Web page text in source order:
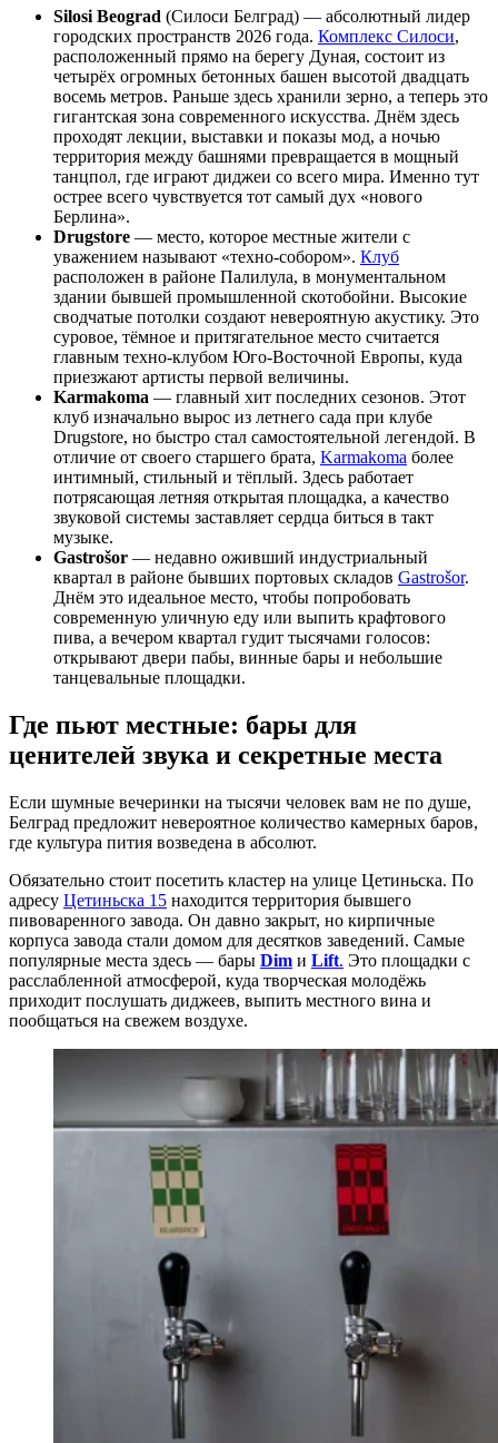
Silosi Beograd (Силоси Белград) — абсолютный лидер
городских пространств 2026 года. Комплекс Силоси,
расположенный прямо на берегу Дуная, состоит из
четырёх огромных бетонных башен высотой двадцать
восемь метров. Раньше здесь хранили зерно, а теперь это
гигантская зона современного искусства. Днём здесь
проходят лекции, выставки и показы мод, а ночью
территория между башнями превращается в мощный
танцпол, где играют диджеи со всего мира. Именно тут
острее всего чувствуется тот самый дух «нового
Берлина».
Drugstore — место, которое местные жители с
уважением называют «техно-собором». Клуб
расположен в районе Палилула, в монументальном
здании бывшей промышленной скотобойни. Высокие
сводчатые потолки создают невероятную акустику. Это
суровое, тёмное и притягательное место считается
главным техно-клубом Юго-Восточной Европы, куда
приезжают артисты первой величины.
Karmakoma — главный хит последних сезонов. Этот
клуб изначально вырос из летнего сада при клубе
Drugstore, но быстро стал самостоятельной легендой. В
отличие от своего старшего брата, Karmakoma более
интимный, стильный и тёплый. Здесь работает
потрясающая летняя открытая площадка, а качество
звуковой системы заставляет сердца биться в такт
музыке.
Gastrošor — недавно оживший индустриальный
квартал в районе бывших портовых складов Gastrošor.
Днём это идеальное место, чтобы попробовать
современную уличную еду или выпить крафтового
пива, а вечером квартал гудит тысячами голосов:
открывают двери пабы, винные бары и небольшие
танцевальные площадки.
Где пьют местные: бары для
ценителей звука и секретные места
Если шумные вечеринки на тысячи человек вам не по душе,
Белград предложит невероятное количество камерных баров,
где культура пития возведена в абсолют.
Обязательно стоит посетить кластер на улице Цетиньска. По
адресу Цетиньска 15 находится территория бывшего
пивоваренного завода. Он давно закрыт, но кирпичные
корпуса завода стали домом для десятков заведений. Самые
популярные места здесь — бары Dim и Lift. Это площадки с
расслабленной атмосферой, куда творческая молодёжь
приходит послушать диджеев, выпить местного вина и
пообщаться на свежем воздухе.